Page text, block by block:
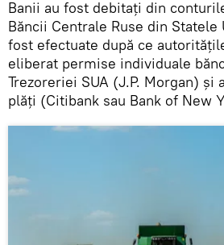
Banii au fost debitați din
Băncii Centrale Ruse din Statele
fost efectuate după ce
eliberat permise individuale
Trezoreriei SUA (J.P. Morgan) și
plăți (Citibank sau Bank of New